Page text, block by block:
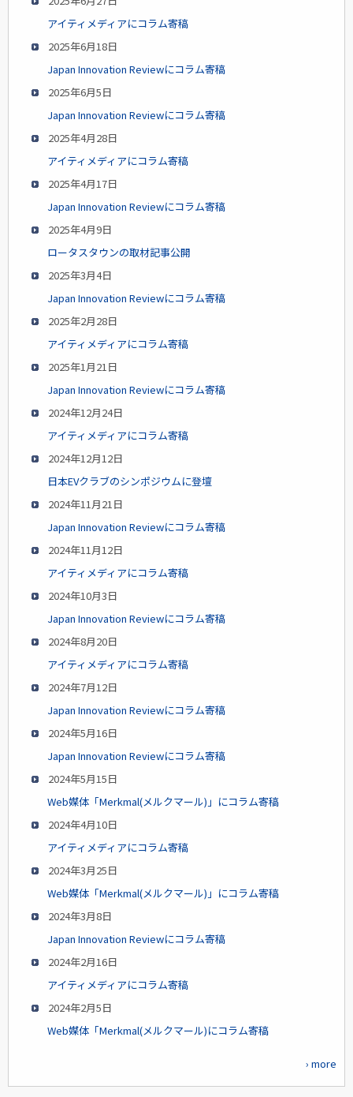
アイティメディアにコラム寄稿
2025年6月18日
Japan Innovation Reviewにコラム寄稿
2025年6月5日
Japan Innovation Reviewにコラム寄稿
2025年4月28日
アイティメディアにコラム寄稿
2025年4月17日
Japan Innovation Reviewにコラム寄稿
2025年4月9日
ロータスタウンの取材記事公開
2025年3月4日
Japan Innovation Reviewにコラム寄稿
2025年2月28日
アイティメディアにコラム寄稿
2025年1月21日
Japan Innovation Reviewにコラム寄稿
2024年12月24日
アイティメディアにコラム寄稿
2024年12月12日
日本EVクラブのシンポジウムに登壇
2024年11月21日
Japan Innovation Reviewにコラム寄稿
2024年11月12日
アイティメディアにコラム寄稿
2024年10月3日
Japan Innovation Reviewにコラム寄稿
2024年8月20日
アイティメディアにコラム寄稿
2024年7月12日
Japan Innovation Reviewにコラム寄稿
2024年5月16日
Japan Innovation Reviewにコラム寄稿
2024年5月15日
Web媒体「Merkmal(メルクマール)」にコラム寄稿
2024年4月10日
アイティメディアにコラム寄稿
2024年3月25日
Web媒体「Merkmal(メルクマール)」にコラム寄稿
2024年3月8日
Japan Innovation Reviewにコラム寄稿
2024年2月16日
アイティメディアにコラム寄稿
2024年2月5日
Web媒体「Merkmal(メルクマール)にコラム寄稿
› more